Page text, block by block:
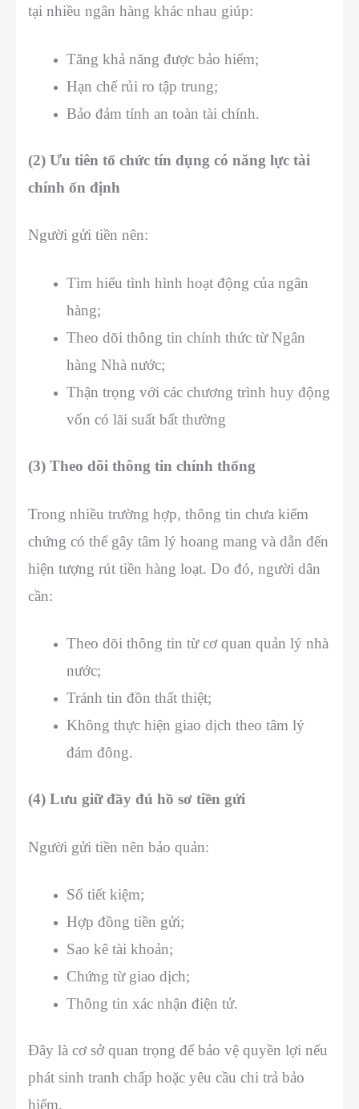
tại nhiều ngân hàng khác nhau giúp:
Tăng khả năng được bảo hiểm;
Hạn chế rủi ro tập trung;
Bảo đảm tính an toàn tài chính.
(2) Ưu tiên tổ chức tín dụng có năng lực tài
chính ổn định
Người gửi tiền nên:
Tìm hiểu tình hình hoạt động của ngân
hàng;
Theo dõi thông tin chính thức từ Ngân
hàng Nhà nước;
Thận trọng với các chương trình huy động
vốn có lãi suất bất thường
(3) Theo dõi thông tin chính thống
Trong nhiều trường hợp, thông tin chưa kiểm
chứng có thể gây tâm lý hoang mang và dẫn đến
hiện tượng rút tiền hàng loạt. Do đó, người dân
cần:
Theo dõi thông tin từ cơ quan quản lý nhà
nước;
Tránh tin đồn thất thiệt;
Không thực hiện giao dịch theo tâm lý
đám đông.
(4) Lưu giữ đầy đủ hồ sơ tiền gửi
Người gửi tiền nên bảo quản:
Sổ tiết kiệm;
Hợp đồng tiền gửi;
Sao kê tài khoản;
Chứng từ giao dịch;
Thông tin xác nhận điện tử.
Đây là cơ sở quan trọng để bảo vệ quyền lợi nếu
phát sinh tranh chấp hoặc yêu cầu chi trả bảo
hiểm.